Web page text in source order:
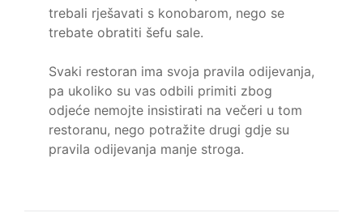
trebali rješavati s konobarom, nego se
trebate obratiti šefu sale.
Svaki restoran ima svoja pravila odijevanja,
pa ukoliko su vas odbili primiti zbog
odjeće nemojte insistirati na večeri u tom
restoranu, nego potražite drugi gdje su
pravila odijevanja manje stroga.